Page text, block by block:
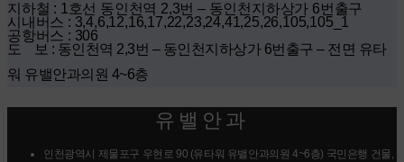
지하철 : 1호선 동인천역 2,3번 – 동인천지하상가 6번출구
시내버스 : 3,4,6,12,16,17,22,23,24,41,25,26,105,105_1
공항버스 : 306
도 보 : 동인천역 2,3번 – 동인천지하상가 6번출구 – 전면 유타
워 유밸안과의원 4~6층
유밸안과
인천광역시 제물포구 우현로 90 (유타워 유밸안과의원 4~6층) 국민은행 건물,